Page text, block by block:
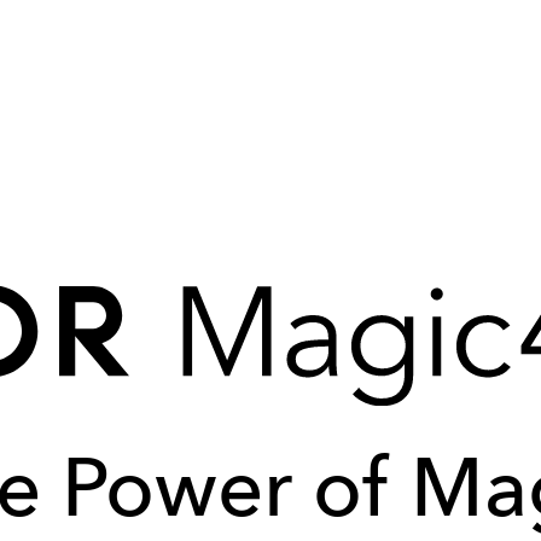
Power of